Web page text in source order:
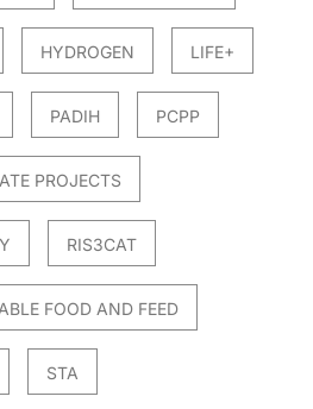
HYDROGEN LIFE+
PADIH PCPP
PROJECTS
RIS3CAT
FOOD AND FEED
STA